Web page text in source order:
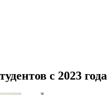
с 2023 года